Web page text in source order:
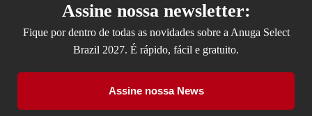
Assine nossa newsletter:
Fique por dentro de todas as novidades sobre a Anuga Select
Brazil 2027. É rápido, fácil e gratuito.
Assine nossa News